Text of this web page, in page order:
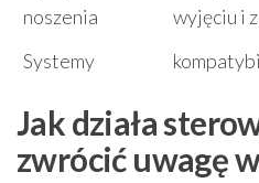
noszenia
wyjęciu i
Systemy
Jak działa
zwrócić uwagę